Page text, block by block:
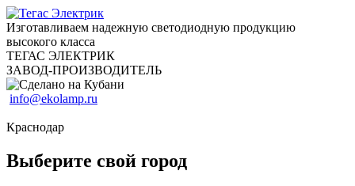
Изготавливаем надежную светодиодную продукцию
высокого класса
ТЕГАС ЭЛЕКТРИК
ЗАВОД-ПРОИЗВОДИТЕЛЬ
info@ekolamp.ru
Краснодар
Выберите свой город